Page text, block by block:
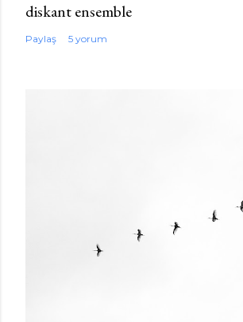
diskant ensemble
Paylaş 5 yorum